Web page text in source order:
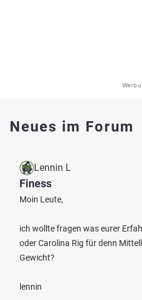
Neues im Forum
Lennin L
Finess
Moin Leute,
ich wollte fragen was eurer
oder Carolina Rig für denn
Gewicht?
lennin